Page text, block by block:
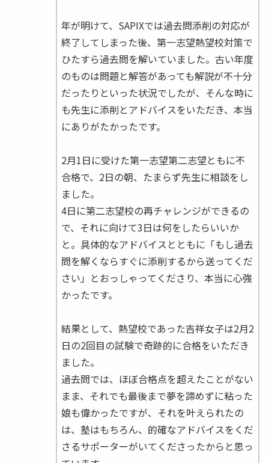
年が明けて、SAPIXでは過去問添削の対応が
終了してしまった後、第一志望熱望校対策で
ひたすら過去問を解いていました。古い年度
のものは問題と解答があっても解説が不十分
だったりといった状況でしたが、そんな時に
も先生に添削とアドバイスをいただき、本当
にありがたかったです。
2月1日に受けた第一志望第二志望ともに不
合格で、2日の朝、たまらず先生に相談をし
ました。
4日に第二志望校の再チャレンジができるの
で、それに向けて3日は何をしたらいいか
と。具体的なアドバイスとともに「もし過去
問を解くならすぐに添削するから送ってくだ
さい」とおっしゃってくださり、本当に心強
かったです。
結果として、熱望校であった吉祥女子は2月2
日の2回目の試験で奇跡的に合格をいただき
ました。
過去問では、ほぼ合格点を超えたことがない
まま、それでも最後まで夢を諦めずに粘った
娘も偉かったですが、それを叶えられたの
は、塾はもちろん、的確なアドバイスをくだ
さるサポーターがいてくださったからと思っ